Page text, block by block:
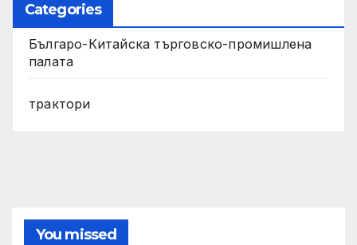
Categories
Българо-Китайска търговско-промишлена
палата
трактори
You missed